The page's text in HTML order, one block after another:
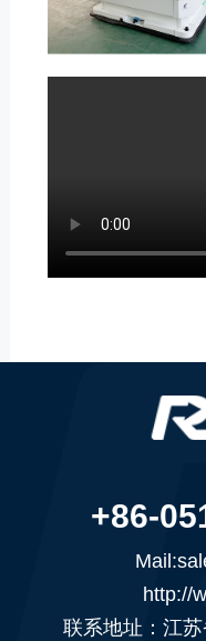
+86-
http://
联系地址：江